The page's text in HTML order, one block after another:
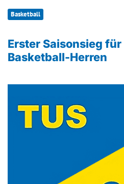
Basketball
Erster Saisonsieg für
Basketball-Herren